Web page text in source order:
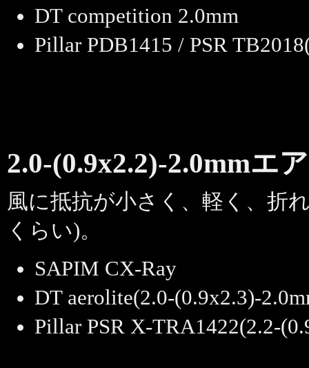
DT competition 2.0mm
Pillar PDB1415 / PSR
2.0-(0.9x2.2)-2.0mmエ
風に抵抗が小さく、軽く、折
くらい)。
SAPIM CX-Ray
DT aerolite(2.0-(0.9x2.3)-
Pillar PSR X-TRA1422(2.2-